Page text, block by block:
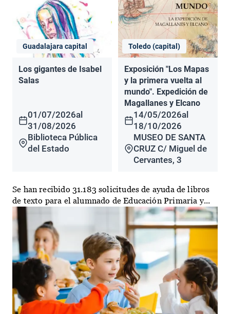
Guadalajara capital
Los gigantes de Isabel
Salas
01/07/2026al
31/08/2026
Biblioteca Pública
del Estado
Toledo (capital)
Exposición "Los Mapas
y la primera vuelta al
mundo". Expedición de
Magallanes y Elcano
14/05/2026al
18/10/2026
MUSEO DE SANTA
CRUZ C/ Miguel de
Cervantes, 3
Se han recibido 31.183 solicitudes de ayuda de libros
de texto para el alumnado de Educación Primaria y...